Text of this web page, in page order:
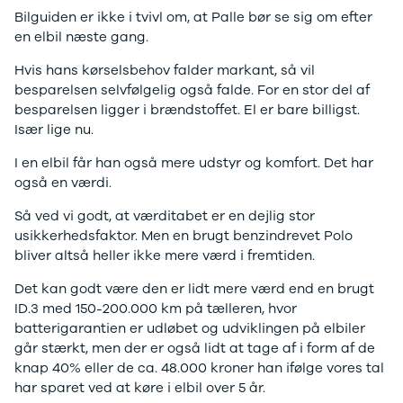
Stonic
Venga
EV6
ProCeed
EV9
EV4
Land Rover
Rover
Range Rover
Sport
Se alle Lexus
CT200h
Mazda
Se alle
Mazda
Elbil
Bilguiden er ikke i tvivl om, at Palle bør se sig om efter
en elbil næste gang.
Hvis hans kørselsbehov falder markant, så vil
besparelsen selvfølgelig også falde. For en stor del af
besparelsen ligger i brændstoffet. El er bare billigst.
Især lige nu.
I en elbil får han også mere udstyr og komfort. Det har
også en værdi.
Så ved vi godt, at værditabet er en dejlig stor
usikkerhedsfaktor. Men en brugt benzindrevet Polo
bliver altså heller ikke mere værd i fremtiden.
Det kan godt være den er lidt mere værd end en brugt
ID.3 med 150-200.000 km på tælleren, hvor
batterigarantien er udløbet og udviklingen på elbiler
går stærkt, men der er også lidt at tage af i form af de
knap 40% eller de ca. 48.000 kroner han ifølge vores tal
har sparet ved at køre i elbil over 5 år.